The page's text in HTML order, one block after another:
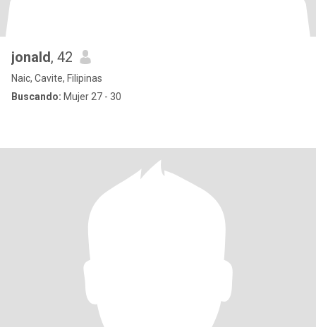
jonald, 42
Naic, Cavite, Filipinas
Buscando: Mujer 27 - 30